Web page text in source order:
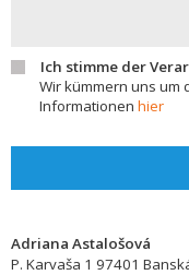
Ich stimme der
Wir kümmern uns um
Informationen hier
Adriana Astalošová
P. Karvaša 1 97401